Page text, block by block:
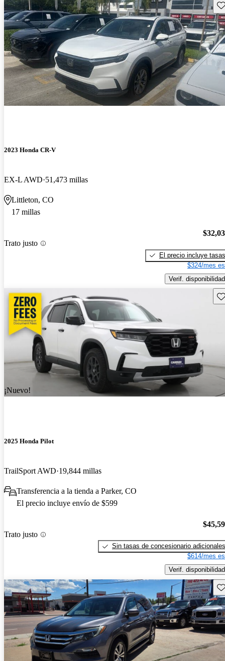
2023 Honda CR-V
EX-L AWD 51,473 millas
Littleton, CO
17 millas
Trato justo
El precio incluye tasas
$324/mes
Verif. disponibilidad
¡Nuevo!
2025 Honda Pilot
TrailSport AWD 19,844 millas
Transferencia a la tienda a Parker, CO
El precio incluye envío de $599
Trato justo
Sin tasas de concesionario adicionales
$614/mes
Verif. disponibilidad